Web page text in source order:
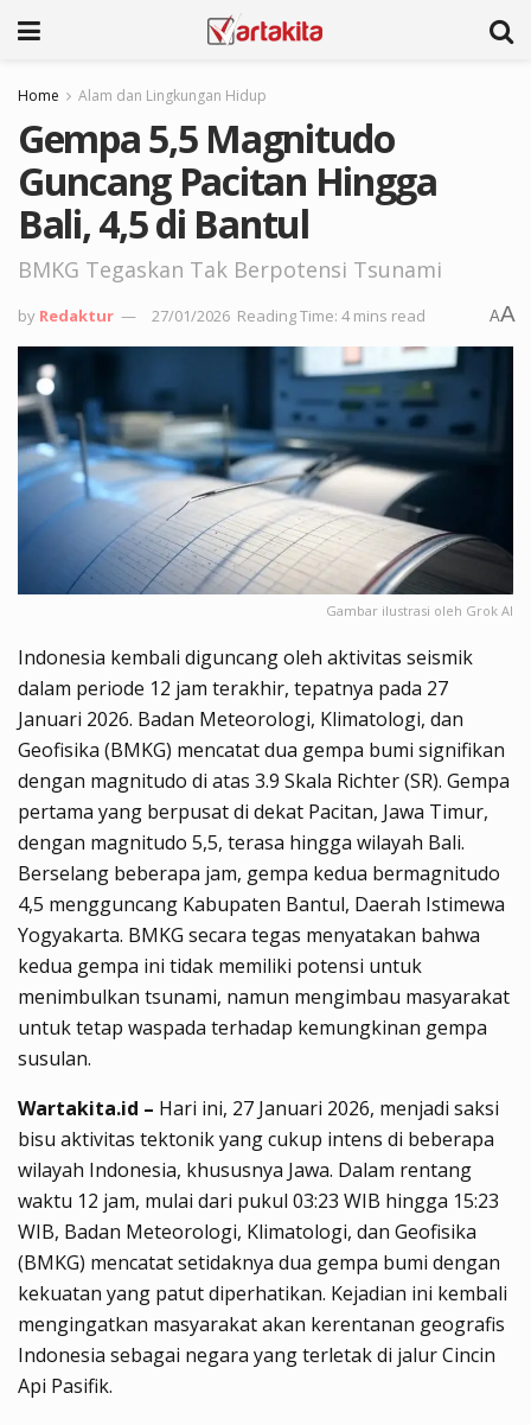
Home Alam dan Lingkungan Hidup
Gempa 5,5 Magnitudo
Guncang Pacitan Hingga
Bali, 4,5 di Bantul
BMKG Tegaskan Tak Berpotensi Tsunami
by Redaktur 27/01/2026 Reading Time: 4 mins read AA
Gambar ilustrasi oleh Grok AI
Indonesia kembali diguncang oleh aktivitas seismik
dalam periode 12 jam terakhir, tepatnya pada 27
Januari 2026. Badan Meteorologi, Klimatologi, dan
Geofisika (BMKG) mencatat dua gempa bumi signifikan
dengan magnitudo di atas 3.9 Skala Richter (SR). Gempa
pertama yang berpusat di dekat Pacitan, Jawa Timur,
dengan magnitudo 5,5, terasa hingga wilayah Bali.
Berselang beberapa jam, gempa kedua bermagnitudo
4,5 mengguncang Kabupaten Bantul, Daerah Istimewa
Yogyakarta. BMKG secara tegas menyatakan bahwa
kedua gempa ini tidak memiliki potensi untuk
menimbulkan tsunami, namun mengimbau masyarakat
untuk tetap waspada terhadap kemungkinan gempa
susulan.
Wartakita.id – Hari ini, 27 Januari 2026, menjadi saksi
bisu aktivitas tektonik yang cukup intens di beberapa
wilayah Indonesia, khususnya Jawa. Dalam rentang
waktu 12 jam, mulai dari pukul 03:23 WIB hingga 15:23
WIB, Badan Meteorologi, Klimatologi, dan Geofisika
(BMKG) mencatat setidaknya dua gempa bumi dengan
kekuatan yang patut diperhatikan. Kejadian ini kembali
mengingatkan masyarakat akan kerentanan geografis
Indonesia sebagai negara yang terletak di jalur Cincin
Api Pasifik.